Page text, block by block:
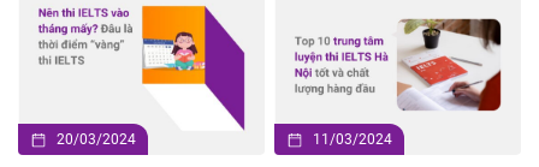
yêu thích chiêm tinh học. Bài
viết này của Anh ngữ Mc
IELTS sẽ đưa bạn đi sâu vào
quá trình thi mà còn giúp cải
thiện đáng kể trải nghiệm
của thí sinh nhờ vào các tính
[…]
20/03/2024 11/03/2024